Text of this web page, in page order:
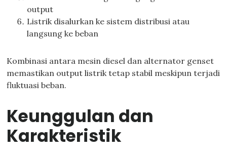
output
Listrik disalurkan ke sistem distribusi atau
langsung ke beban
Kombinasi antara mesin diesel dan alternator genset
memastikan output listrik tetap stabil meskipun terjadi
fluktuasi beban.
Keunggulan dan
Karakteristik